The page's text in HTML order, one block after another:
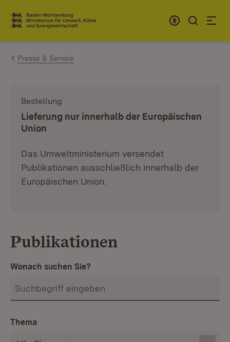
Zum Inhalt springen
Link zur Startseite
Presse & Service
Bestellung
Lieferung nur innerhalb der Europäischen
Union
Das Umweltministerium versendet
Publikationen ausschließlich innerhalb der
Europäischen Union.
Publikationen
Wonach suchen Sie?
Thema